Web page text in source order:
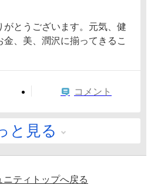
がとうございます。元気、健
金、美、潤沢に揃ってきるこ
コメント
と見る
ニティトップへ戻る